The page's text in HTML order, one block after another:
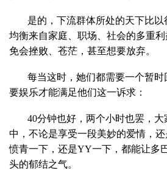
是的，下流群体所处的天下比
均衡来自家庭、职场、社会的多重
免会挫败、苍茫，甚至想要放弃。
每当这时，她们都需要一个暂时
要娱乐才能满足他们这一诉求：
40分钟也好，两个小时也罢，
中，不论是享受一段美妙的爱情，
愤青一下，还是YY一下，都能让多
头的郁结之气。